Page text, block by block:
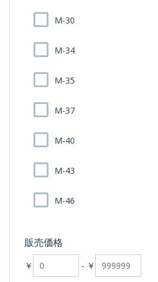
M-30
M-34
M-35
M-37
M-40
M-43
M-46
販売価格
￥ - ￥